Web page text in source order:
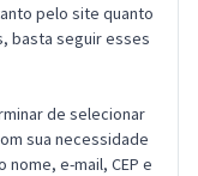
pelo site quanto
basta seguir esses
de selecionar
sua necessidade
e-mail, CEP e